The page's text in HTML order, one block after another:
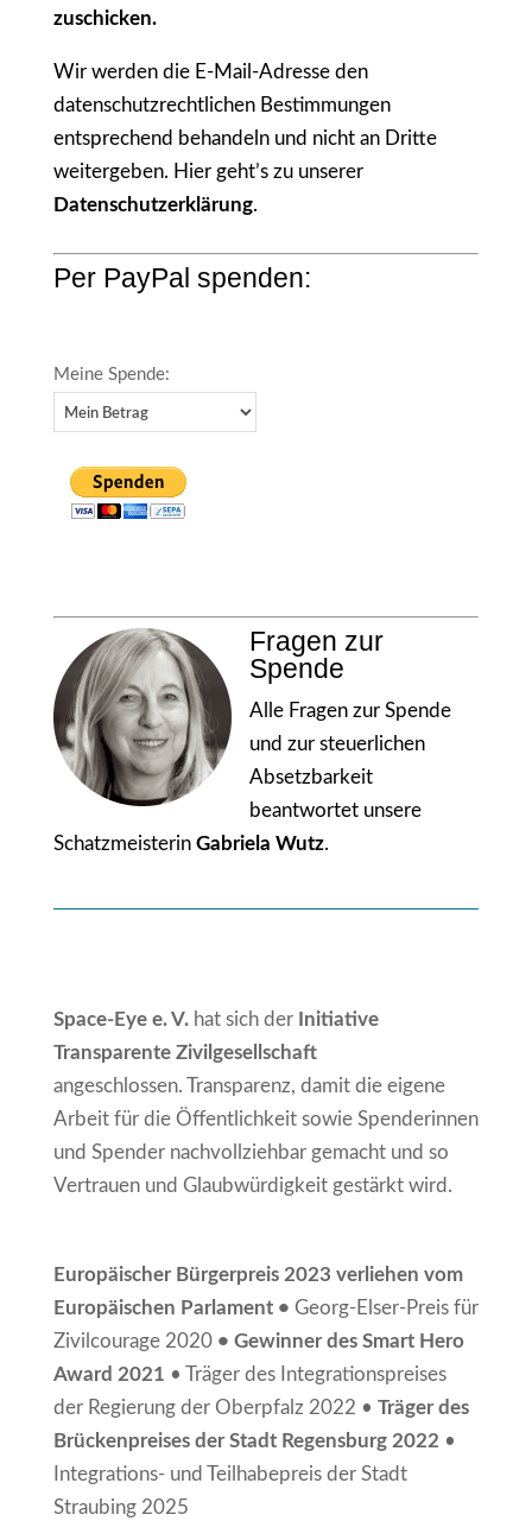
zuschicken.
Wir werden die E-Mail-Adresse den
datenschutzrechtlichen Bestimmungen
entsprechend behandeln und nicht an Dritte
weitergeben. Hier geht’s zu unserer
Datenschutzerklärung.
Per PayPal spenden:
Meine Spende:
Fragen zur
Spende
Alle Fragen zur Spende
und zur steuerlichen
Absetzbarkeit
beantwortet unsere
Schatzmeisterin Gabriela Wutz.
Space-Eye e. V.hat sich der Initiative
Transparente Zivilgesellschaft
angeschlossen. Transparenz, damit die eigene
Arbeit für die Öffentlichkeit sowie Spenderinnen
und Spender nachvollziehbar gemacht und so
Vertrauen und Glaubwürdigkeit gestärkt wird.
Europäischer Bürgerpreis 2023 verliehen vom
Europäischen Parlament • Georg-Elser-Preis für
Zivilcourage 2020• Gewinner des Smart Hero
Award 2021 • Träger des Integrationspreises
der Regierung der Oberpfalz 2022 • Träger des
Brückenpreises der Stadt Regensburg 2022 •
Integrations- und Teilhabepreis der Stadt
Straubing 2025